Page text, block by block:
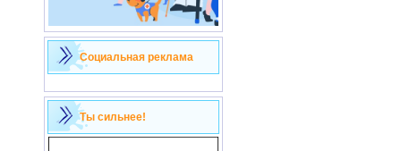
Социальная реклама
Ты сильнее!